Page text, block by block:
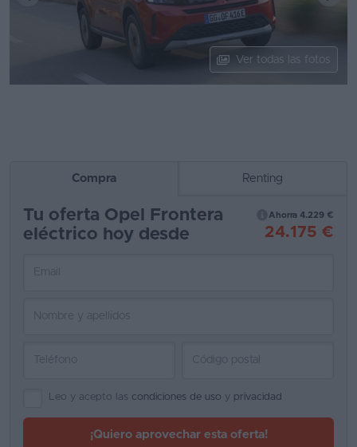
Guías
de
Favoritos
coche
Ver todas las fotos
Compra Renting
Tu oferta Opel Frontera
eléctrico hoy desde
Ahorra 4.229 €
24.175 €
Leo y acepto las condiciones de uso y privacidad
¡Quiero aprovechar esta oferta!